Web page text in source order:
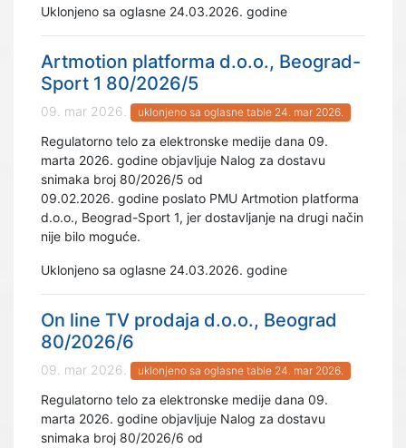
Uklonjeno sa oglasne 24.03.2026. godine
Artmotion platforma d.o.o., Beograd-
Sport 1 80/2026/5
09. mar 2026. uklonjeno sa oglasne table 24. mar 2026.
Regulatorno telo za elektronske medije dana 09.
marta 2026. godine objavljuje Nalog za dostavu
snimaka broj 80/2026/5 od
09.02.2026. godine poslato PMU Artmotion platforma
d.o.o., Beograd-Sport 1, jer dostavljanje na drugi način
nije bilo moguće.
Uklonjeno sa oglasne 24.03.2026. godine
On line TV prodaja d.o.o., Beograd
80/2026/6
09. mar 2026. uklonjeno sa oglasne table 24. mar 2026.
Regulatorno telo za elektronske medije dana 09.
marta 2026. godine objavljuje Nalog za dostavu
snimaka broj 80/2026/6 od